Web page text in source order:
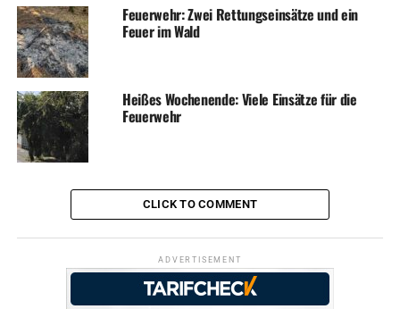
Feuerwehr: Zwei Rettungseinsätze und ein
Feuer im Wald
Heißes Wochenende: Viele Einsätze für die
Feuerwehr
CLICK TO COMMENT
ADVERTISEMENT